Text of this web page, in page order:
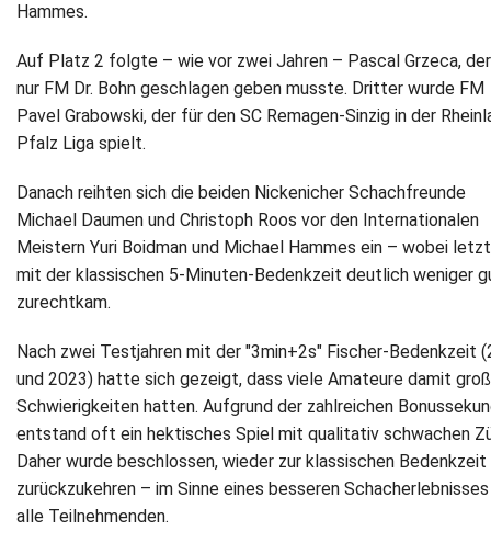
Hammes.
Auf Platz 2 folgte – wie vor zwei Jahren – Pascal Grzeca,
nur FM Dr. Bohn geschlagen geben musste. Dritter wurde FM
Pavel Grabowski, der für den SC Remagen-Sinzig in der
Pfalz Liga spielt.
Danach reihten sich die beiden Nickenicher Schachfreunde
Michael Daumen und Christoph Roos vor den Internationalen
Meistern Yuri Boidman und Michael Hammes ein – wobei
mit der klassischen 5-Minuten-Bedenkzeit deutlich weniger
zurechtkam.
Nach zwei Testjahren mit der "3min+2s" Fischer-Bedenkzeit
und 2023) hatte sich gezeigt, dass viele Amateure damit
Schwierigkeiten hatten. Aufgrund der zahlreichen
entstand oft ein hektisches Spiel mit qualitativ schwachen
Daher wurde beschlossen, wieder zur klassischen Bedenkzeit
zurückzukehren – im Sinne eines besseren
alle Teilnehmenden.